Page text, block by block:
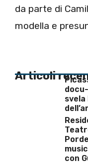
da parte di
modella e
Articoli
svela
con